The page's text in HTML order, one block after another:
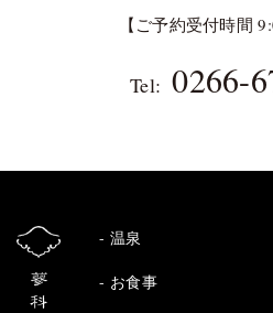
【ご予約受付時間
Tel: 0266-
温泉
お食事